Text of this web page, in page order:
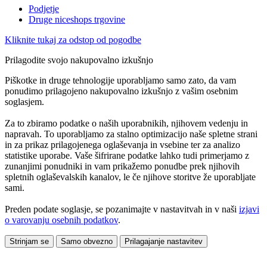
Podjetje
Druge niceshops trgovine
Kliknite tukaj za odstop od pogodbe
Prilagodite svojo nakupovalno izkušnjo
Piškotke in druge tehnologije uporabljamo samo zato, da vam
ponudimo prilagojeno nakupovalno izkušnjo z vašim osebnim
soglasjem.
Za to zbiramo podatke o naših uporabnikih, njihovem vedenju in
napravah. To uporabljamo za stalno optimizacijo naše spletne strani
in za prikaz prilagojenega oglaševanja in vsebine ter za analizo
statistike uporabe. Vaše šifrirane podatke lahko tudi primerjamo z
zunanjimi ponudniki in vam prikažemo ponudbe prek njihovih
spletnih oglaševalskih kanalov, le če njihove storitve že uporabljate
sami.
Preden podate soglasje, se pozanimajte v nastavitvah in v naši izjavi
o varovanju osebnih podatkov.
Strinjam se Samo obvezno Prilagajanje nastavitev